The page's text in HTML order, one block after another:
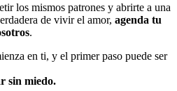
los mismos patrones y abrirte a una
de vivir el amor, agenda tu
.
en ti, y el primer paso puede ser
sin miedo.